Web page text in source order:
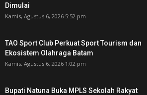
Dimulai
Kamis, Agustus 6, 2026 5:52 pm
TAO Sport Club Perkuat Sport Tourism dan
Ekosistem Olahraga Batam
Kamis, Agustus 6, 2026 1:02 pm
Bupati Natuna Buka MPLS Sekolah Rakyat